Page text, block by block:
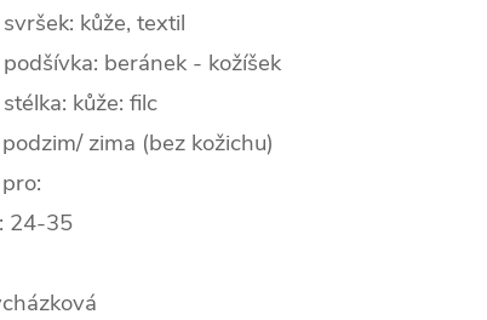
kůže, textil
beránek - kožíšek
kůže: filc
podzim/ zima (bez kožichu)
24-35